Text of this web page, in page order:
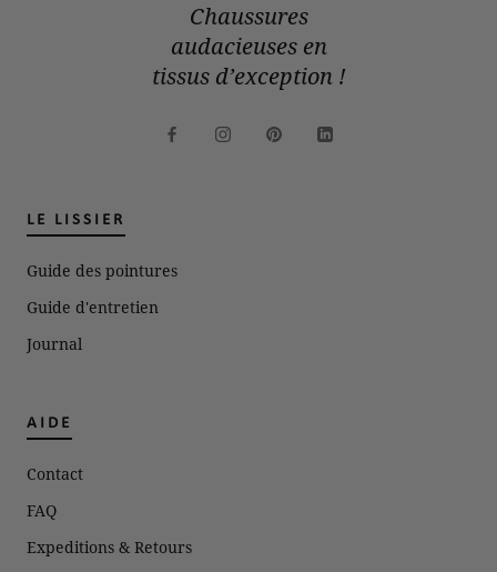
Chaussures
audacieuses en
tissus d’exception !
LE LISSIER
Guide des pointures
Guide d'entretien
Journal
AIDE
Contact
FAQ
Expeditions & Retours